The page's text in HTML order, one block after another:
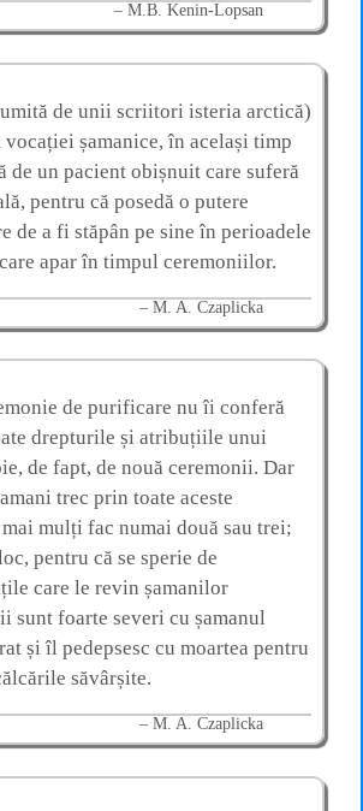
M.B. Kenin-Lopsan
de unii scriitori isteria arctică)
vocației șamanice, în același timp
de un pacient obișnuit care suferă
pentru că posedă o putere
de a fi stăpân pe sine în perioadele
apar în timpul ceremoniilor.
M. A. Czaplicka
de purificare nu îi conferă
drepturile și atribuțiile unui
de fapt, de nouă ceremonii. Dar
trec prin toate aceste
mulți fac numai două sau trei;
pentru că se sperie de
care le revin șamanilor
sunt foarte severi cu șamanul
și îl pedepsesc cu moartea pentru
săvârșite.
M. A. Czaplicka